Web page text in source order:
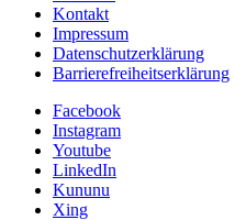
Kontakt
Impressum
Datenschutzerklärung
Barrierefreiheitserklärung
Facebook
Instagram
Youtube
LinkedIn
Kununu
Xing